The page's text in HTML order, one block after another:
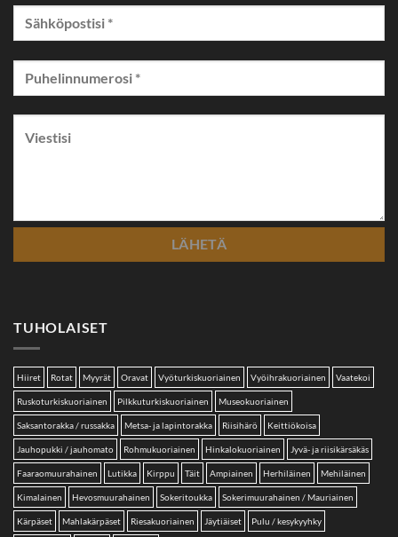
TUHOLAISET
Hiiret Rotat Myyrät Oravat Vyöturkiskuoriainen Vyöihrakuoriainen Vaatekoi
Ruskoturkiskuoriainen Pilkkuturkiskuoriainen Museokuoriainen
Saksantorakka / russakka Metsa- ja lapintorakka Riisihärö Keittiökoisa
Jauhopukki / jauhomato Rohmukuoriainen Hinkalokuoriainen Jyvä- ja riisikärsäkäs
Faaraomuurahainen Lutikka Kirppu Täit Ampiainen Herhiläinen Mehiläinen
Kimalainen Hevosmuurahainen Sokeritoukka Sokerimuurahainen / Mauriainen
Kärpäset Mahlakärpäset Riesakuoriainen Jäytiäiset Pulu / kesykyyhky